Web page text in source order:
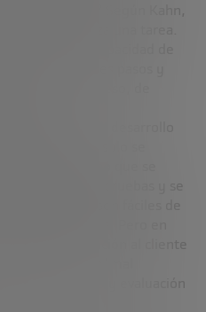
agente de IA? Según Kahn,
que realiza una tarea.
debe tener capacidad de
de múltiples pasos y
autónoma. Y eso, de
real es en el desarrollo
ya no solo se
se realizan pruebas y se
los fallos son fáciles de
no funciona. Pero en
la atención al cliente
qué es un “mal
entrenamiento y evaluación